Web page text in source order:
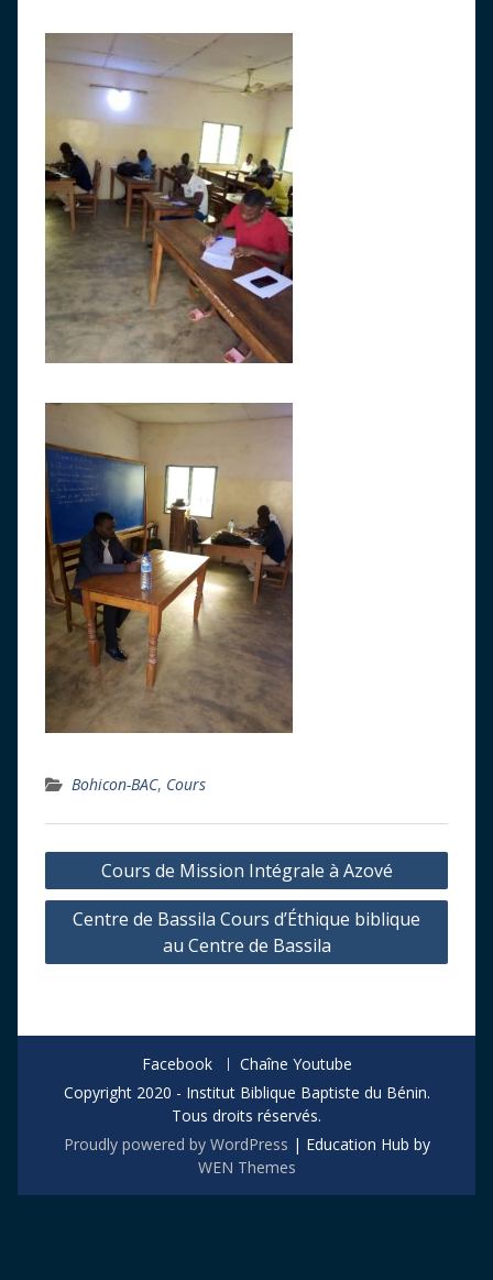
Bohicon-BAC, Cours
Navigation
de
l’article
Cours de Mission Intégrale à Azové
Centre de Bassila Cours d’Éthique biblique
au Centre de Bassila
Facebook
Chaîne Youtube
Copyright 2020 - Institut Biblique Baptiste du Bénin.
Tous droits réservés.
Proudly powered by WordPress | Education Hub by
WEN Themes